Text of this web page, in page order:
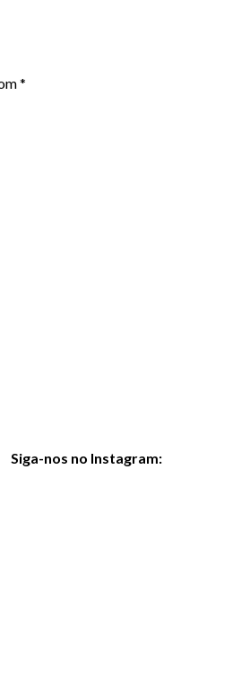
*
Siga-nos no Instagram: